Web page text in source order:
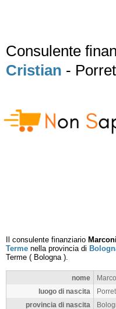
Consulente
Cristian -
Il consulente finanziario
Terme nella provincia di
Terme ( Bologna).
nome
luogo di nascita
provincia di nascita